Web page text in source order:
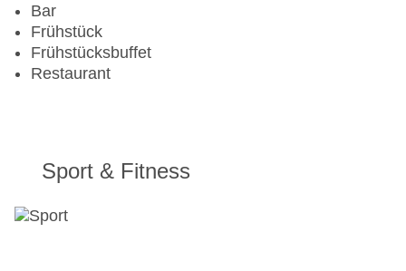
Bar
Frühstück
Frühstücksbuffet
Restaurant
Sport & Fitness